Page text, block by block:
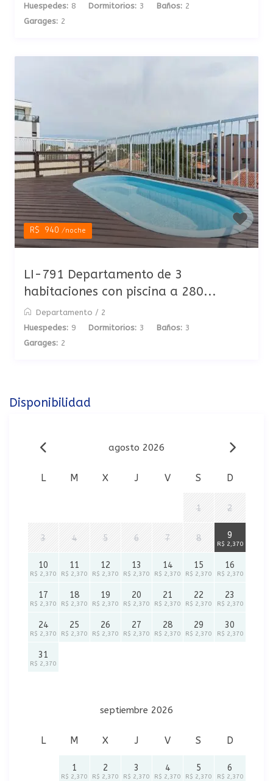
Huespedes: 8 Dormitorios: 3 Baños: 2
Garages: 2
R$ 940/noche
LI-791 Departamento de 3
habitaciones con piscina a 280...
Departamento / 2
Huespedes: 9 Dormitorios: 3 Baños: 3
Garages: 2
Disponibilidad
agosto 2026
L M X J V S D
1 2
3 4 5 6 7 8 9
R$ 2,370
10
R$ 2,370
11
R$ 2,370
12
R$ 2,370
13
R$ 2,370
14
R$ 2,370
15
R$ 2,370
16
R$ 2,370
17
R$ 2,370
18
R$ 2,370
19
R$ 2,370
20
R$ 2,370
21
R$ 2,370
22
R$ 2,370
23
R$ 2,370
24
R$ 2,370
25
R$ 2,370
26
R$ 2,370
27
R$ 2,370
28
R$ 2,370
29
R$ 2,370
30
R$ 2,370
31
R$ 2,370
septiembre 2026
L M X J V S D
1
R$ 2,370
2
R$ 2,370
3
R$ 2,370
4
R$ 2,370
5
R$ 2,370
6
R$ 2,370